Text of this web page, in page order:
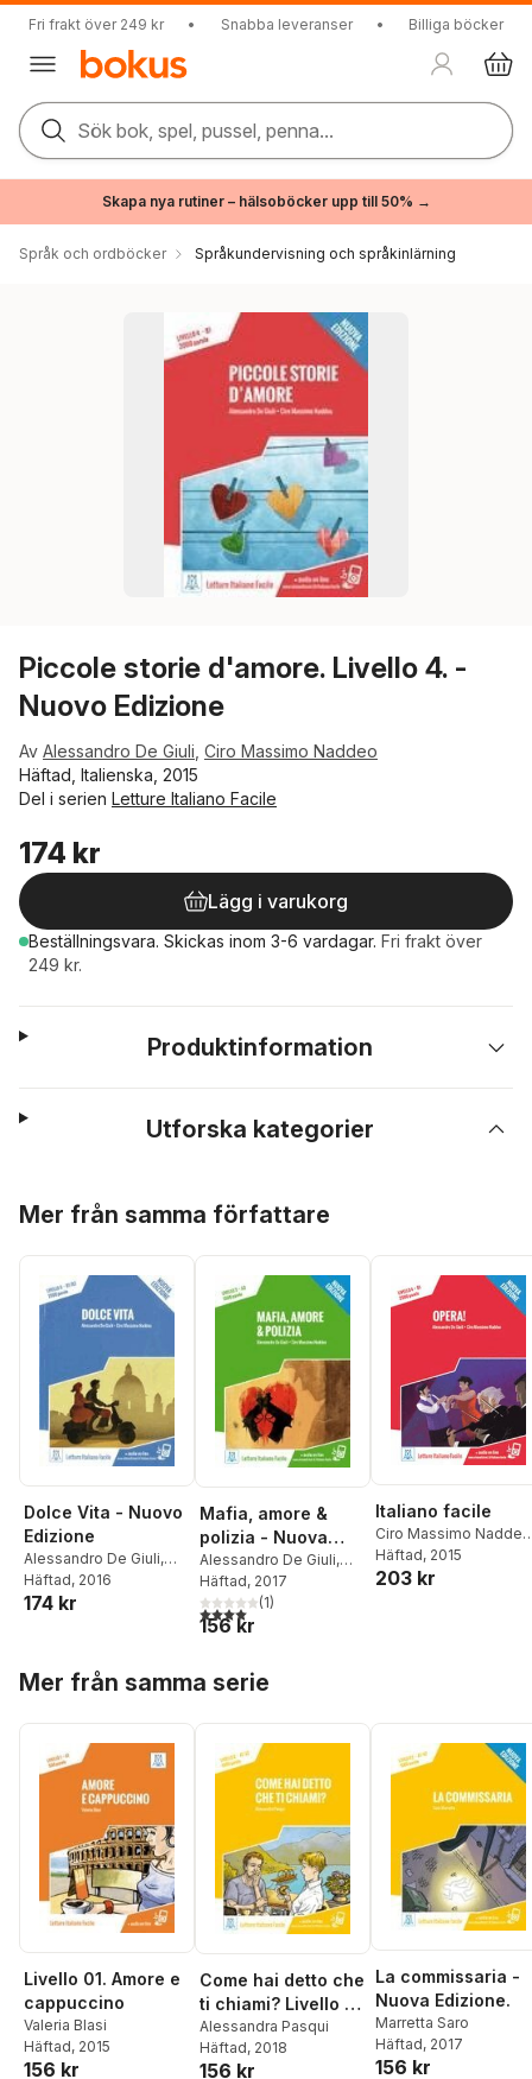
Fri frakt över 249 kr • Snabba leveranser • Billiga böcker
Sök bok, spel, pussel, penna...
Skapa nya rutiner – hälsoböcker upp till 50% →
Språk och ordböcker Språkundervisning och språkinlärning
Piccole storie d'amore. Livello 4. -
Nuovo Edizione
Av Alessandro De Giuli Ciro Massimo Naddeo
Häftad, Italienska, 2015
Del i serien Letture Italiano Facile
174 kr
Lägg i varukorg
Beställningsvara. Skickas inom 3-6 vardagar. Fri frakt över
249 kr.
Produktinformation
Utforska kategorier
Mer från samma författare
Dolce Vita - Nuovo
Edizione
Alessandro De Giuli,
Ciro Massimo Naddeo
Häftad, 2016
174 kr
Mafia, amore &
polizia - Nuova
Edizione. Livello 3
Alessandro De Giuli,
Ciro Massimo Naddeo
Häftad, 2017
4,0utav 5 stjärnor. Totalt antal röster:
(1)
156 kr
Italiano facile
Ciro Massimo Naddeo
Alessandro De Giuli
Häftad, 2015
203 kr
Mer från samma serie
Livello 01. Amore e
cappuccino
Valeria Blasi
Häftad, 2015
156 kr
Come hai detto che
ti chiami? Livello 2 /
Lektüre +
Audiodateien als
Alessandra Pasqui
Häftad, 2018
156 kr
La commissaria -
Nuova Edizione.
Marretta Saro
Häftad, 2017
156 kr